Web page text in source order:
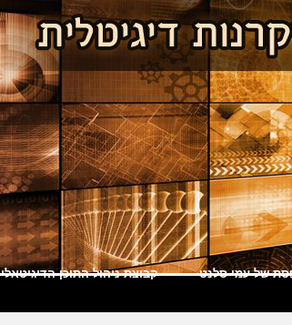
של עמי סלנט קבוצת ניהול התוכן הדיגיטאלי